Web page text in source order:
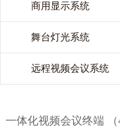
商用显示系统
舞台灯光系统
远程视频会议系统
一体化视频会议终端